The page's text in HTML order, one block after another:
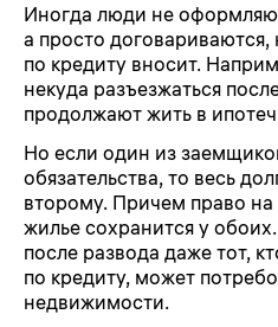
Иногда люди не
а просто договариваются,
по кредиту вносит.
некуда разъезжаться
продолжают жить в
Но если один из
обязательства, то весь
второму. Причем право
жилье сохранится у
после развода даже тот,
по кредиту, может
недвижимости.